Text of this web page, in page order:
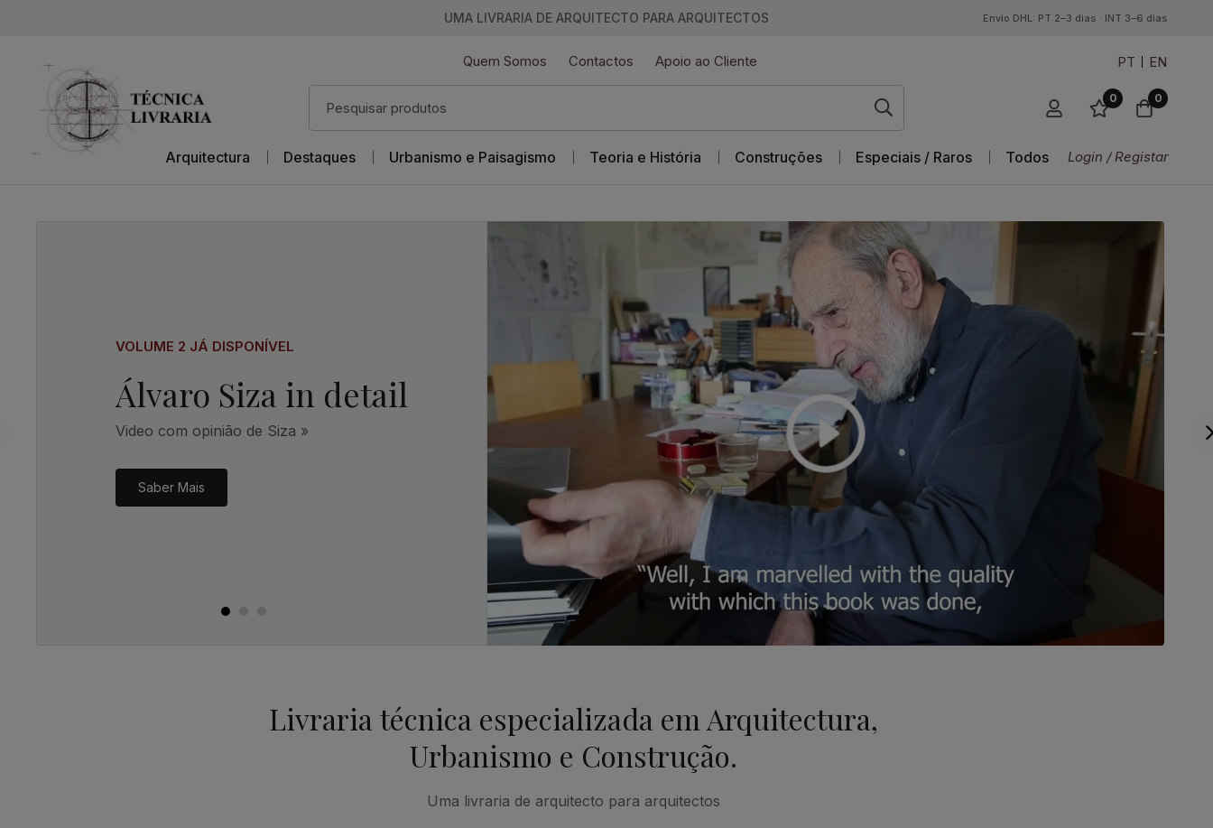
UMA LIVRARIA DE ARQUITECTO PARA ARQUITECTOS Envio DHL: PT 2–3 dias · INT 3–6 dias
Quem Somos Contactos Apoio ao Cliente PT EN
0 0
Arquitectura Destaques Urbanismo e Paisagismo Teoria e História Construções Especiais / Raros Todos Login / Registar
VOLUME 2 JÁ DISPONÍVEL
Álvaro Siza in detail
Video com opinião de Siza »
Saber Mais
Livraria técnica especializada em Arquitectura,
Urbanismo e Construção.
Uma livraria de arquitecto para arquitectos